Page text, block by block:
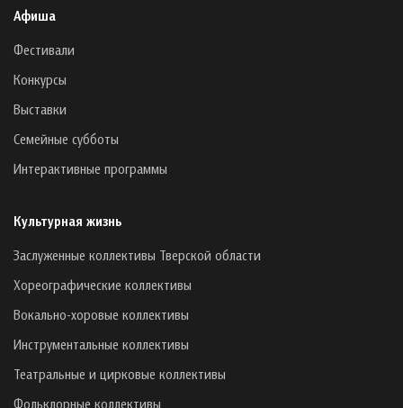
Афиша
Фестивали
Конкурсы
Выставки
Семейные субботы
Интерактивные программы
Культурная жизнь
Заслуженные коллективы Тверской области
Хореографические коллективы
Вокально-хоровые коллективы
Инструментальные коллективы
Театральные и цирковые коллективы
Фольклорные коллективы